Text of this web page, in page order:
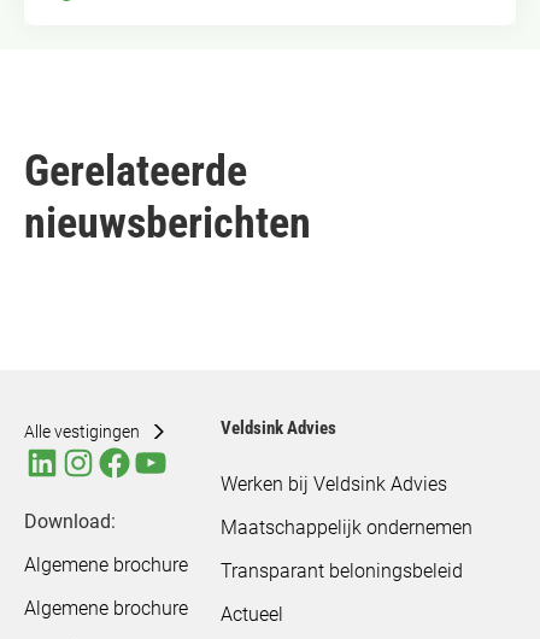
Gerelateerde
nieuwsberichten
Alle vestigingen
Download:
Algemene brochure
Algemene brochure
Veldsink Advies
Werken bij Veldsink Advies
Maatschappelijk ondernemen
Transparant beloningsbeleid
Actueel